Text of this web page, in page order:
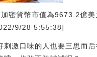
密貨幣市值為9673.2億
9/28 5:55:38]
激口味的人也要三思而